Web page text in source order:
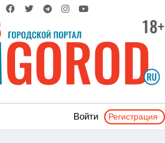
Войти Регистрация